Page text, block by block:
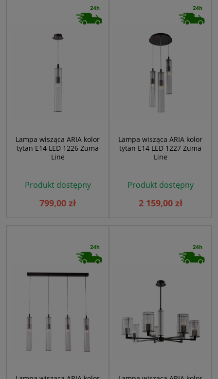
Lampa wisząca ARIA kolor
tytan E14 LED 1226 Zuma
Line
Produkt dostępny
799,00 zł
Lampa wisząca ARIA kolor
tytan E14 LED 1227 Zuma
Line
Produkt dostępny
2 159,00 zł